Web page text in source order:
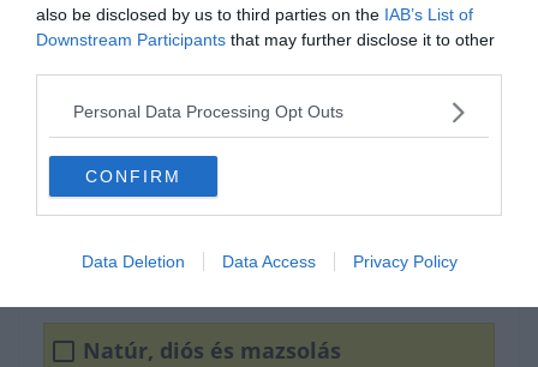
also be disclosed by us to third parties on the IAB’s List of
Downstream Participants that may further disclose it to other
Personal Data Processing Opt Outs
CONFIRM
Data Deletion Data Access Privacy Policy
Sokunk kedvence a
somlói galuska. Milyen
piskótából készül az
eredeti recept szerint?
Natúr, kakaós és diós
Kakaós és diós
Natúr, diós és mazsolás